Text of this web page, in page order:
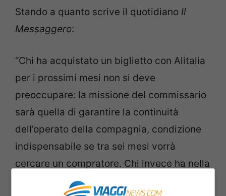
Stando a quanto scrive il quotidiano Il
Messaggero:
“Chi ha acquistato un biglietto con Alitalia
per i prossimi mesi non si deve
preoccupare: la missione del commissario
sarà quella di garantire la continuità
dell’operato della compagnia, condizione
indispensabile se tra sei mesi vorrà
cercare un compratore. Chi invece ha nella
mail il codice d’acquisto per un volo in